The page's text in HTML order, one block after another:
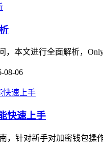
，本文进行全面解析，
08-06
快速上手
，针对新手对加密钱包